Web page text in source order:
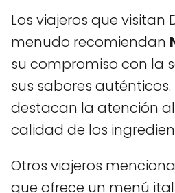
Los viajeros que visitan
menudo recomiendan
su compromiso con la
sus sabores auténticos.
destacan la atención
calidad de los
Otros viajeros
que ofrece un menú